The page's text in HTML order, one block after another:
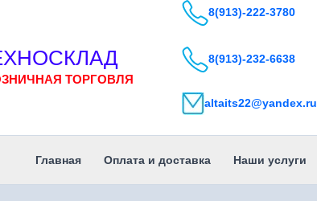
ТОРГОВЛЯ
8(913)-222-3780
8(913)-232-6638
altaits22@yandex.ru
Главная Оплата и доставка Наши услуги